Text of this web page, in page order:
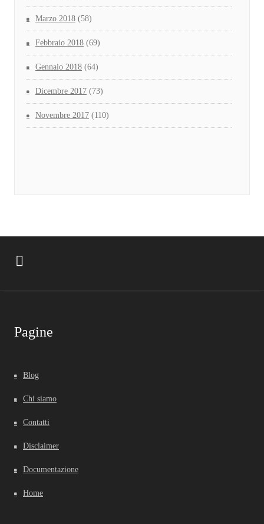
Marzo 2018 (58)
Febbraio 2018 (69)
Gennaio 2018 (64)
Dicembre 2017 (73)
Novembre 2017 (110)
Pagine
Blog
Chi siamo
Contatti
Disclaimer
Documentazione
Home